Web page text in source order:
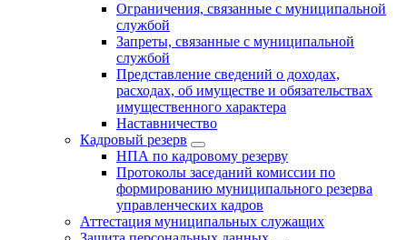
Ограничения, связанные с муниципальной
службой
Запреты, связанные с муниципальной
службой
Представление сведений о доходах,
расходах, об имуществе и обязательствах
имущественного характера
Наставничество
Кадровый резерв
НПА по кадровому резерву
Протоколы заседаний комиссии по
формированию муниципального резерва
управленческих кадров
Аттестация муниципальных служащих